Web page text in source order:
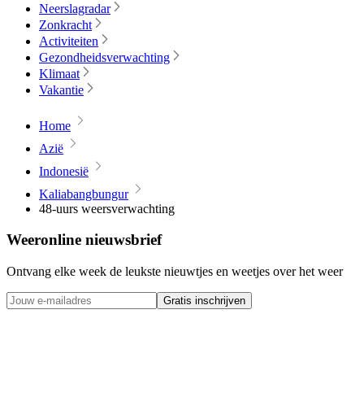
Neerslagradar
Zonkracht
Activiteiten
Gezondheidsverwachting
Klimaat
Vakantie
Home
Azië
Indonesië
Kaliabangbungur
48-uurs weersverwachting
Weeronline nieuwsbrief
Ontvang elke week de leukste nieuwtjes en weetjes over het weer
Gratis inschrijven